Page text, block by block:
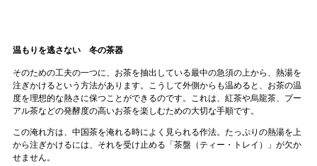
温もりを逃さない 冬の茶器
そのための工夫の一つに、お茶を抽出している最中の急須の上から、熱湯を
注ぎかけるという方法があります。こうして外側からも温めると、お茶の温
度を理想的な熱さに保つことができるのです。これは、紅茶や烏龍茶、プー
アル茶などの発酵度の高いお茶を楽しむための大切な手順です。
この淹れ方は、中国茶を淹れる時によく見られる作法。たっぷりの熱湯を上
から注ぎかけるには、それを受け止める「茶盤（ティー・トレイ）」が欠か
せません。